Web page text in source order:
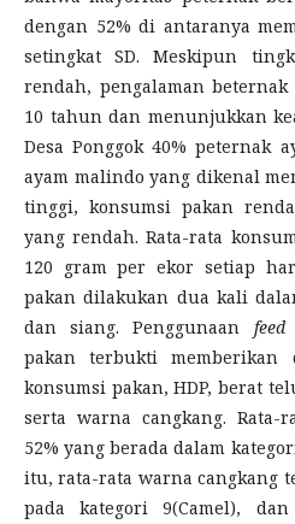
dengan 52% di antaranya
setingkat SD. Meskipun
rendah, pengalaman
10 tahun dan menunjukkan
Desa Ponggok 40% peternak
ayam malindo yang dikenal
tinggi, konsumsi pakan
yang rendah. Rata-rata
120 gram per ekor setiap
pakan dilakukan dua kali
dan siang. Penggunaan
pakan terbukti memberikan
konsumsi pakan, HDP, berat
serta warna cangkang.
52% yang berada dalam
itu, rata-rata warna cangkang
pada kategori 9(Camel),